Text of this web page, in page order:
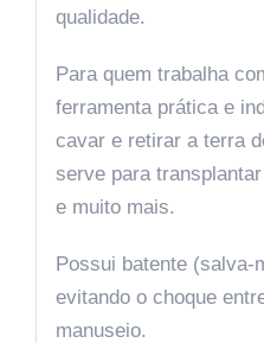
qualidade.
Para quem trabalha
ferramenta prática e
cavar e retirar a terra
serve para
e muito mais.
Possui batente (salva-
evitando o choque
manuseio.